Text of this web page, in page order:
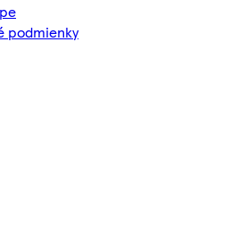
podmienky